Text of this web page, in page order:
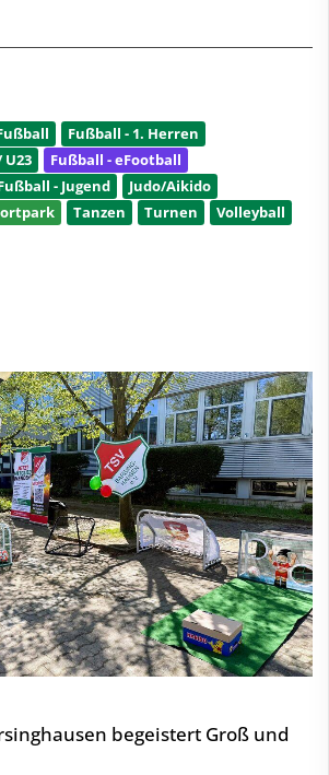
Fußball - 1. Herren
U23
Fußball - eFootball
- Jugend
Judo/Aikido
Tanzen Turnen Volleyball
begeistert Groß und